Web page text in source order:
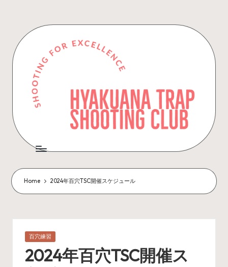
content
Home 2024年百穴TSC開催スケジュール
Posted
百穴練習
2024年百穴TSC開催ス